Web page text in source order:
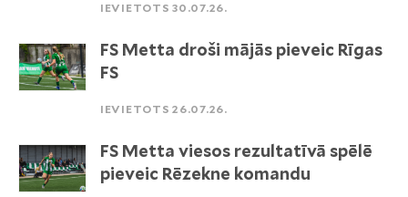
IEVIETOTS 30.07.26.
FS Metta droši mājās pieveic Rīgas
FS
IEVIETOTS 26.07.26.
FS Metta viesos rezultatīvā spēlē
pieveic Rēzekne komandu